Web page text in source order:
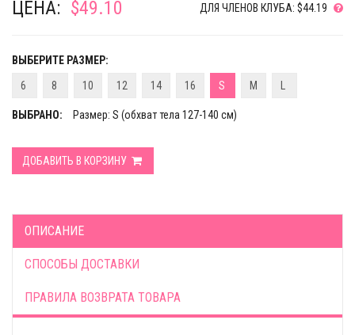
ЦЕНА: $49.10 ДЛЯ ЧЛЕНОВ КЛУБА: $44.19
ВЫБЕРИТЕ РАЗМЕР:
6
8 10 12 14 16 S M
ВЫБРАНО: Размер: S (обхват тела 127-140 см)
ДОБАВИТЬ В КОРЗИНУ
ОПИСАНИЕ
СПОСОБЫ ДОСТАВКИ
ПРАВИЛА ВОЗВРАТА ТОВАРА